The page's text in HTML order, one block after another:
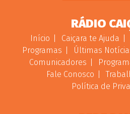
RÁDIO
Início Caiçara te Ajuda
Programas
Últimas
Comunicadores
Fale Conosco
Política de